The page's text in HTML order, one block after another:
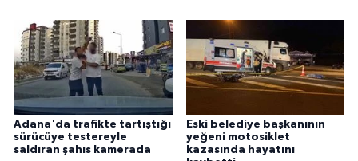
Adana'da trafikte tartıştığı
sürücüye testereyle
saldıran şahıs kamerada
Eski belediye başkanının
yeğeni motosiklet
kazasında hayatını